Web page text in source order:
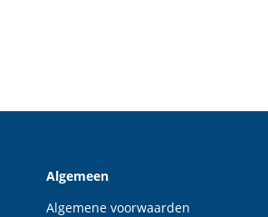
Algemeen
Algemene voorwaarden